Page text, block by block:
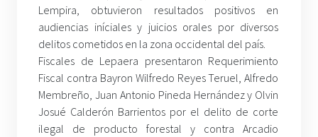
Lempira, obtuvieron resultados positivos en
audiencias iníciales y juicios orales por diversos
delitos cometidos en la zona occidental del país.
Fiscales de Lepaera presentaron Requerimiento
Fiscal contra Bayron Wilfredo Reyes Teruel, Alfredo
Membreño, Juan Antonio Pineda Hernández y Olvin
Josué Calderón Barrientos por el delito de corte
ilegal de producto forestal y contra Arcadio